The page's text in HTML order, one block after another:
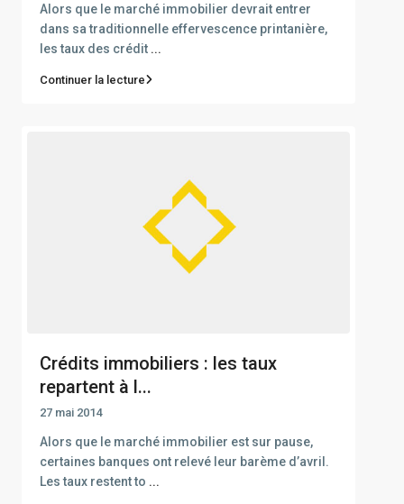
Alors que le marché immobilier devrait entrer
dans sa traditionnelle effervescence printanière,
les taux des crédit ...
Continuer la lecture
Crédits immobiliers : les taux
repartent à l...
27 mai 2014
Alors que le marché immobilier est sur pause,
certaines banques ont relevé leur barème d’avril.
Les taux restent to ...